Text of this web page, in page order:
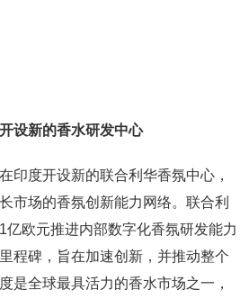
设新的香水研发中心
印度开设新的联合利华香氛中心，
市场的香氛创新能力网络。联合利
亿欧元推进内部数字化香氛研发能力
程碑，旨在加速创新，并推动整个
是全球最具活力的香水市场之一，